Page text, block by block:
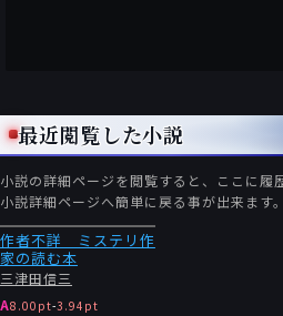
最近閲覧した小説
小説の詳細ページを閲覧すると、ここに履
小説詳細ページへ簡単に戻る事が出来ます。
作者不詳 ミステリ作
家の読む本
三津田信三
A8.00pt-3.94pt